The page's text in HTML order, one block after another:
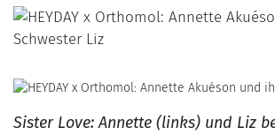
Sister Love: Annette (links) und Liz